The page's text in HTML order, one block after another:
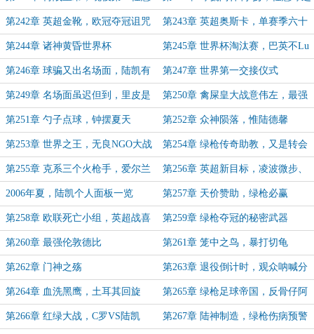
球之争 王
第242章 英超金靴，欧冠夺冠诅咒 第243章 英超奥斯卡，单赛季六十
九球个人最佳战绩
第244章 诸神黄昏世界杯 第245章 世界杯淘汰赛，巴英不Lu
客
第246章 球骗又出名场面，陆凯有
没有系鞋带？
第247章 世界第一交接仪式
第249章 名场面虽迟但到，里皮是
个陆粉
第250章 禽屎皇大战意伟左，最强
的矛对决最强的盾
第251章 勺子点球，钟摆夏天 第252章 众神陨落，惟陆德馨
第253章 世界之王，无良NGO大战
阿什利其貌不扬
第254章 绿枪传奇助教，又是转会
神仙年
第255章 克系三个火枪手，爱尔兰
妖刀加盟
第256章 英超新目标，凌波微步、
世纪转身
2006年夏，陆凯个人面板一览 第257章 天价赞助，绿枪必赢
第258章 欧联死亡小组，英超战喜
鹊
第259章 绿枪夺冠的秘密武器
第260章 最强伦敦德比 第261章 笼中之鸟，暴打切龟
第262章 门神之殇 第263章 退役倒计时，观众呐喊分
贝记录
第264章 血洗黑鹰，土耳其回旋 第265章 绿枪足球帝国，反骨仔阿
什利·扬的大计划
第266章 红绿大战，C罗VS陆凯 第267章 陆神制造，绿枪伤病预警